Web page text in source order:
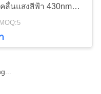
มือวัด
ตร์
ลื่นแสงสีฟ้า 430nm
550nm